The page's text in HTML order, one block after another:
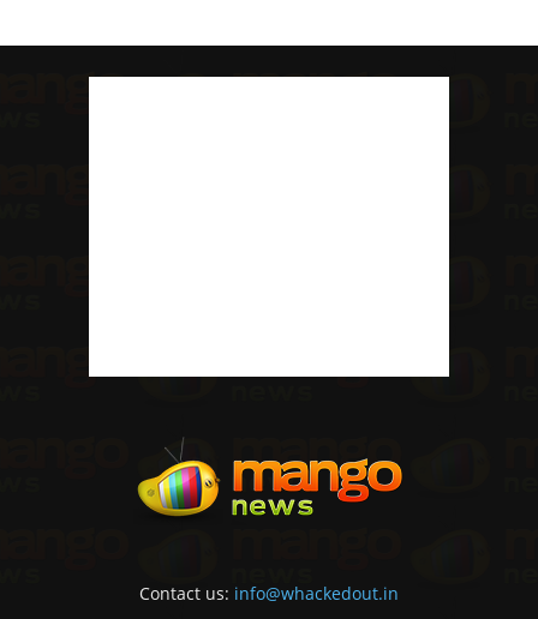
Contact us: info@whackedout.in